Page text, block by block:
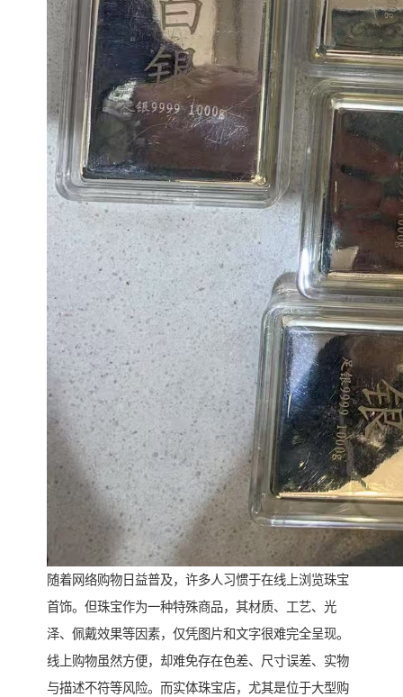
随着网络购物日益普及，许多人习惯于在线上浏览珠宝
首饰。但珠宝作为一种特殊商品，其材质、工艺、光
泽、佩戴效果等因素，仅凭图片和文字很难完全呈现。
线上购物虽然方便，却难免存在色差、尺寸误差、实物
与描述不符等风险。而实体珠宝店，尤其是位于大型购